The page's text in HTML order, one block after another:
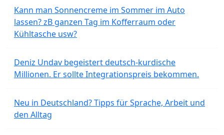
Kann man Sonnencreme im Sommer im Auto
lassen? zB ganzen Tag im Kofferraum oder
Kühltasche usw?
Deniz Undav begeistert deutsch-kurdische
Millionen. Er sollte Integrationspreis bekommen.
Neu in Deutschland? Tipps für Sprache, Arbeit und
den Alltag